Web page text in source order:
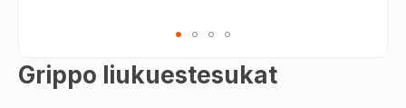
Skip
to
Grippo liukuestesukat